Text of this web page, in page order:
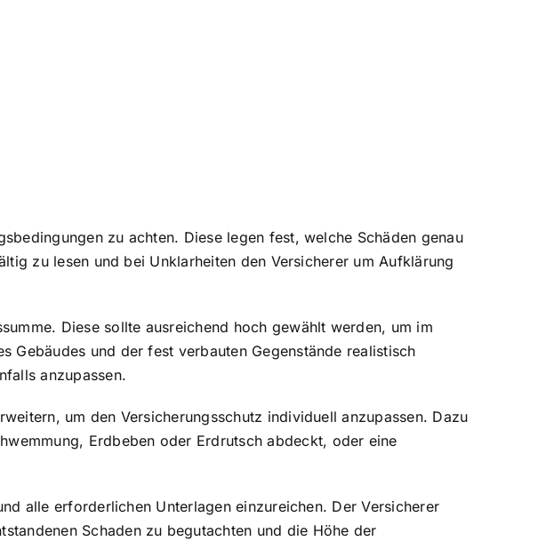
zu achten. Diese legen fest, welche Schäden genau
zu lesen und bei Unklarheiten den Versicherer um Aufklärung
Diese sollte ausreichend hoch gewählt werden, um im
Gebäudes und der fest verbauten Gegenstände realistisch
anzupassen.
um den Versicherungsschutz individuell anzupassen. Dazu
Erdbeben oder Erdrutsch abdeckt, oder eine
alle erforderlichen Unterlagen einzureichen. Der Versicherer
Schaden zu begutachten und die Höhe der